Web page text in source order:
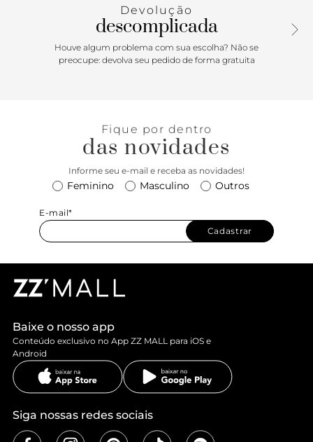
comprimento mais longo, com shape solto, caimento reto
e acabamento canelado. Para curtir e relaxar no estilo “Off
The Wall”. Características do produto: • Calça de moletom
masculina; • Confeccionada em algodão e poliéster; • Cós
Devolução
descomplicada
Houve algum problema com sua escolha? Não se
preocupe: devolva seu pedido de forma gratuita
Fique por dentro
das novidades
Informe seu e-mail e receba as novidades!
Feminino Masculino Outros
E-mail*
Cadastrar
Baixe o nosso app
Conteúdo exclusivo no App ZZ MALL para iOS e
Android
Siga nossas redes sociais